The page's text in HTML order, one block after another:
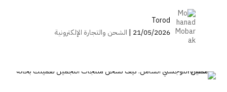
Torod
21/05/2026 |
الشحن والتجارة الإلكترونية